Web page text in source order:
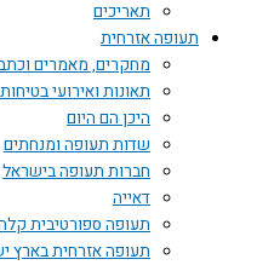
תאריכים
תעופה אזרחית
מחקרים, מאמרים וכתבות
תאונות ואירועי בטיחות טיסה
היכן הם היום
שדות תעופה ומנחתים
חברות תעופה בישראל
דאייה
תעופה ספורטיבית קלה
תעופה אזרחית בארץ ישראל